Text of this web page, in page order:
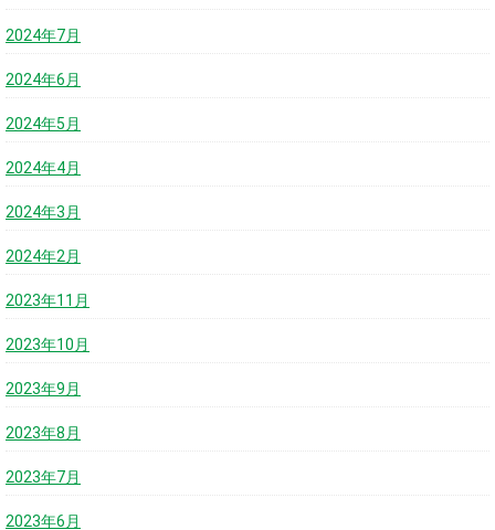
2024年7月
2024年6月
2024年5月
2024年4月
2024年3月
2024年2月
2023年11月
2023年10月
2023年9月
2023年8月
2023年7月
2023年6月